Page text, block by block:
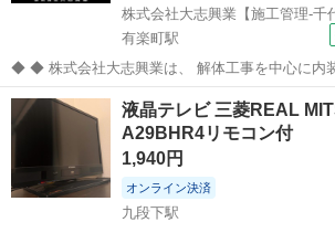
株式会社大志興業【施工管理-千
有楽町駅
◆ ◆ 株式会社大志興業は、 解体工事を中心に内装工事やリノベーシ
ョン工事まで幅広く手掛ける総合建設企業です。
ど多様な現場に対応し、解体から施工、廃棄物処
ています。 20代～40代の...
東京 千代田区 有楽町駅 その他
液晶テレビ 三菱REAL
A29BHR4リモコン付
1,940円
オンライン決済
九段下駅